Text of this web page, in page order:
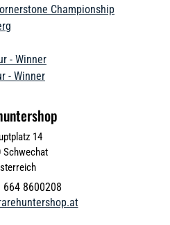
Championship
- Winner
- Winner
14
Schwechat
664 8600208